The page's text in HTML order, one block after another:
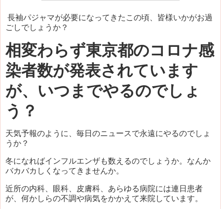
長袖パジャマが必要になってきたこの頃、皆様いかがお過
ごしでしょうか？
相変わらず東京都のコロナ感
染者数が発表されています
が、いつまでやるのでしょ
う？
天気予報のように、毎日のニュースで永遠にやるのでしょ
うか？
冬になればインフルエンザも数えるのでしょうか。なんか
バカバカしくなってきませんか。
近所の内科、眼科、皮膚科、あらゆる病院には連日患者
が、何かしらの不調や病気をかかえて来院しています。